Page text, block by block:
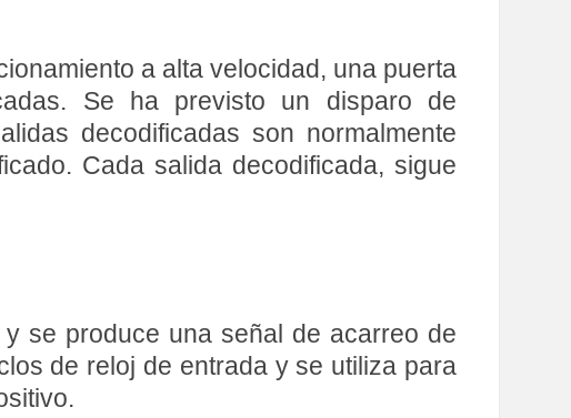
a alta velocidad, una puerta
Se ha previsto un disparo de
decodificadas son normalmente
Cada salida decodificada, sigue
se produce una señal de acarreo de
de reloj de entrada y se utiliza para